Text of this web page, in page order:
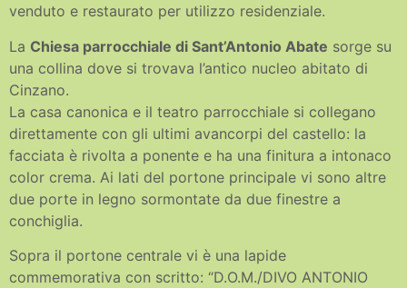
venduto e restaurato per utilizzo residenziale.
La Chiesa parrocchiale di Sant’Antonio Abate sorge su
una collina dove si trovava l’antico nucleo abitato di
Cinzano.
La casa canonica e il teatro parrocchiale si collegano
direttamente con gli ultimi avancorpi del castello: la
facciata è rivolta a ponente e ha una finitura a intonaco
color crema. Ai lati del portone principale vi sono altre
due porte in legno sormontate da due finestre a
conchiglia.
Sopra il portone centrale vi è una lapide
commemorativa con scritto: “D.O.M./DIVO ANTONIO